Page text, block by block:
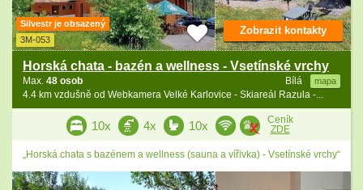
Silvestr je obsazený
3M-053
Horská chata - bazén a wellness - Vsetínské vrchy
Bílá mapa
Max. 48 osob
4.4 km vzdušně od Webkamera Velké Karlovice - Skiareál Razula -...
Zobrazit kontakty
10x 4x 10x
Ceník
ZDE
„Horská chata s bazénem a wellness (sauna a vířivka) - Vsetínské vrchy“